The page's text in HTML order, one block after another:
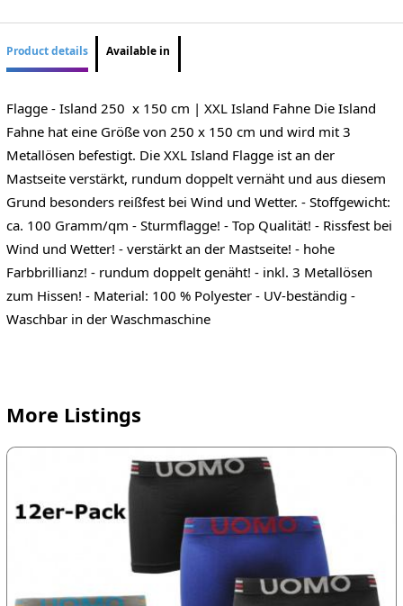
Product details Available in
Flagge - Island 250 x 150 cm | XXL Island Fahne Die Island
Fahne hat eine Größe von 250 x 150 cm und wird mit 3
Metallösen befestigt. Die XXL Island Flagge ist an der
Mastseite verstärkt, rundum doppelt vernäht und aus diesem
Grund besonders reißfest bei Wind und Wetter. - Stoffgewicht:
ca. 100 Gramm/qm - Sturmflagge! - Top Qualität! - Rissfest bei
Wind und Wetter! - verstärkt an der Mastseite! - hohe
Farbbrillianz! - rundum doppelt genäht! - inkl. 3 Metallösen
zum Hissen! - Material: 100 % Polyester - UV-beständig -
Waschbar in der Waschmaschine
More Listings